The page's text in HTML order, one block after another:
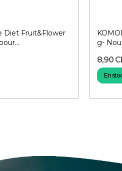
Diet Fruit&Flower
g-
8,90
En